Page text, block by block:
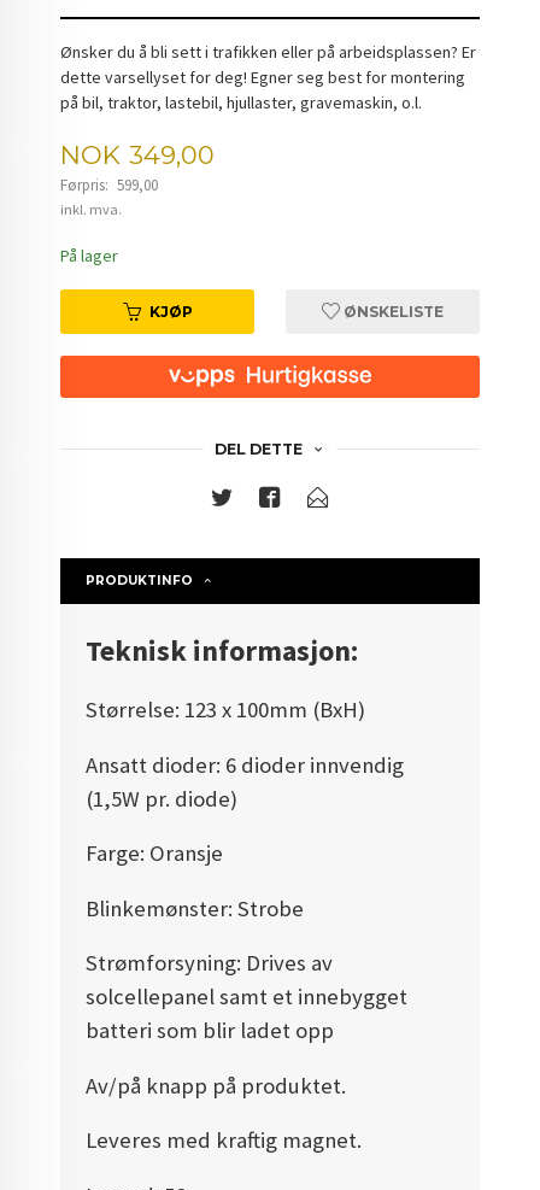
Ønsker du å bli sett i trafikken eller på arbeidsplassen? Er
dette varsellyset for deg! Egner seg best for montering
på bil, traktor, lastebil, hjullaster, gravemaskin, o.l.
Tilbud
NOK 349,00
Førpris: 599,00
Rabatt
inkl. mva.
På lager
KJØP ØNSKELISTE
DEL DETTE
PRODUKTINFO
Teknisk informasjon:
Størrelse: 123 x 100mm (BxH)
Ansatt dioder: 6 dioder innvendig
(1,5W pr. diode)
Farge: Oransje
Blinkemønster: Strobe
Strømforsyning: Drives av
solcellepanel samt et innebygget
batteri som blir ladet opp
Av/på knapp på produktet.
Leveres med kraftig magnet.